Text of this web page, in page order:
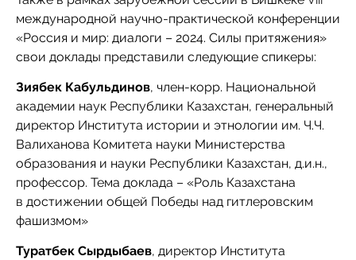
международной научно-практической конференции
«Россия и мир: диалоги – 2024. Силы притяжения»
свои доклады представили следующие спикеры:
Зиябек Кабульдинов, член-корр. Национальной
академии наук Республики Казахстан, генеральный
директор Института истории и этнологии им. Ч.Ч.
Валиханова Комитета науки Министерства
образования и науки Республики Казахстан, д.и.н.,
профессор. Тема доклада – «Роль Казахстана
в достижении общей Победы над гитлеровским
фашизмом»
Туратбек Сырдыбаев, директор Института